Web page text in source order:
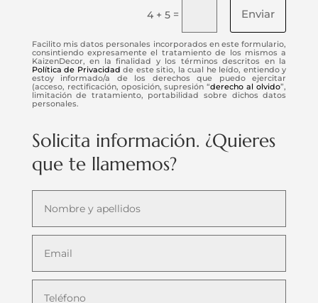
4 + 5 = Enviar
Facilito mis datos personales incorporados en este formulario,
consintiendo expresamente el tratamiento de los mismos a
KaizenDecor, en la finalidad y los términos descritos en la
Política de Privacidad de este sitio, la cual he leído, entiendo y
estoy informado/a de los derechos que puedo ejercitar
(acceso, rectificación, oposición, supresión “derecho al olvido”,
limitación de tratamiento, portabilidad sobre dichos datos
personales.
Solicita información. ¿Quieres
que te llamemos?